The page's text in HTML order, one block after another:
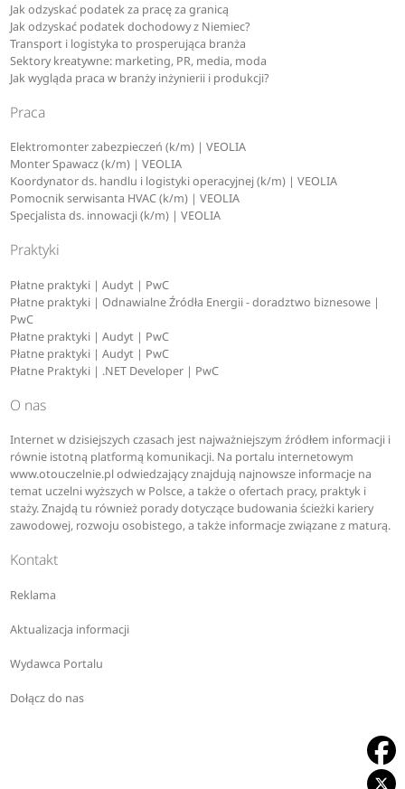
Jak odzyskać podatek za pracę za granicą
Jak odzyskać podatek dochodowy z Niemiec?
Transport i logistyka to prosperująca branża
Sektory kreatywne: marketing, PR, media, moda
Jak wygląda praca w branży inżynierii i produkcji?
Praca
Elektromonter zabezpieczeń (k/m) | VEOLIA
Monter Spawacz (k/m) | VEOLIA
Koordynator ds. handlu i logistyki operacyjnej (k/m) | VEOLIA
Pomocnik serwisanta HVAC (k/m) | VEOLIA
Specjalista ds. innowacji (k/m) | VEOLIA
Praktyki
Płatne praktyki | Audyt | PwC
Płatne praktyki | Odnawialne Źródła Energii - doradztwo biznesowe |
PwC
Płatne praktyki | Audyt | PwC
Płatne praktyki | Audyt | PwC
Płatne Praktyki | .NET Developer | PwC
O nas
Internet w dzisiejszych czasach jest najważniejszym źródłem informacji i
równie istotną platformą komunikacji. Na portalu internetowym
www.otouczelnie.pl odwiedzający znajdują najnowsze informacje na
temat uczelni wyższych w Polsce, a także o ofertach pracy, praktyk i
staży. Znajdą tu również porady dotyczące budowania ścieżki kariery
zawodowej, rozwoju osobistego, a także informacje związane z maturą.
Kontakt
Reklama
Aktualizacja informacji
Wydawca Portalu
Dołącz do nas